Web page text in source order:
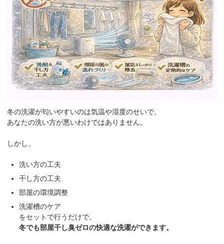
冬の洗濯が匂いやすいのは気温や湿度のせいで、
あなたの洗い方が悪いわけではありません。
しかし、
洗い方の工夫
干し方の工夫
部屋の環境調整
洗濯槽のケア
をセットで行うだけで、
冬でも部屋干し臭ゼロの快適な洗濯ができます。